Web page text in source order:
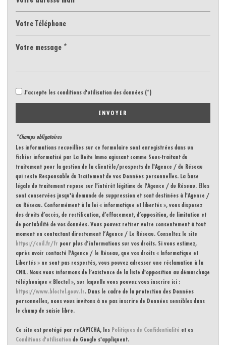
Lycée
Bureau de poste
statistiques
J'accepte les conditions d'utilisation des données (*)
ENVOYER
*Champs obligatoires
Les informations recueillies sur ce formulaire sont enregistrées dans un
fichier informatisé par La Boite Immo agissant comme Sous-traitant du
traitement pour la gestion de la clientèle/prospects de l'Agence / du Réseau
qui reste Responsable du Traitement de vos Données personnelles. La base
légale du traitement repose sur l'intérêt légitime de l'Agence / du Réseau. Elles
sont conservées jusqu'à demande de suppression et sont destinées à l'Agence /
au Réseau. Conformément à la loi « informatique et libertés », vous disposez
des droits d’accès, de rectification, d’effacement, d’opposition, de limitation et
de portabilité de vos données. Vous pouvez retirer votre consentement à tout
moment en contactant directement l’Agence / Le Réseau. Consultez le site
https://cnil.fr/fr pour plus d’informations sur vos droits. Si vous estimez,
après avoir contacté l'Agence / le Réseau, que vos droits « Informatique et
Libertés » ne sont pas respectés, vous pouvez adresser une réclamation à la
CNIL. Nous vous informons de l’existence de la liste d'opposition au démarchage
téléphonique « Bloctel », sur laquelle vous pouvez vous inscrire ici :
https://www.bloctel.gouv.fr. Dans le cadre de la protection des Données
personnelles, nous vous invitons à ne pas inscrire de Données sensibles dans
le champ de saisie libre.
Ce site est protégé par reCAPTCHA, les Politiques de Confidentialité et es
Conditions d'utilisation de Google s'appliquent.